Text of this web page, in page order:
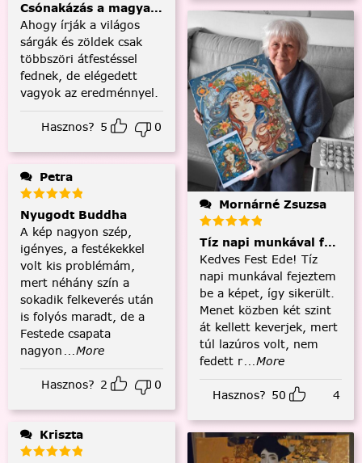
Csónakázás a magyar tengeren
Ahogy írják a világos
sárgák és zöldek csak
többszöri átfestéssel
fednek, de elégedett
vagyok az eredménnyel.
Hasznos? 5 0
Petra
Nyugodt Buddha
A kép nagyon szép,
igényes, a festékekkel
volt kis problémám,
mert néhány szín a
sokadik felkeverés után
is folyós maradt, de a
Festede csapata
nagyon ...More
Hasznos? 2 0
Kriszta
Mornárné Zsuzsa
Tíz napi munkával
Kedves Fest Ede! Tíz
napi munkával fejeztem
be a képet, így sikerült.
Menet közben két szint
át kellett keverjek, mert
túl lazúros volt, nem
fedett r...More
Hasznos? 50 4